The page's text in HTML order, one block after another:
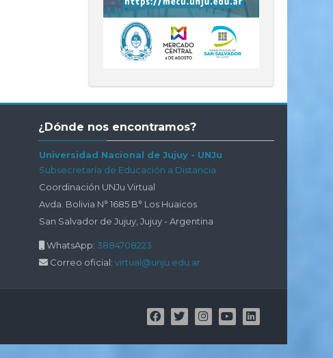
¿Dónde
¿Dónde nos encontramos?
Universidad Nacional de Jujuy - UNJu
Subsecretaría de Educación a Distancia
Coordinación UNJu Virtual
Avda. Bolivia N° 1685 B° Los Huaicos
San Salvador de Jujuy, Jujuy - Argentina
WhatsApp: 3884708223
Correo oficial:virtual@unju.edu.ar